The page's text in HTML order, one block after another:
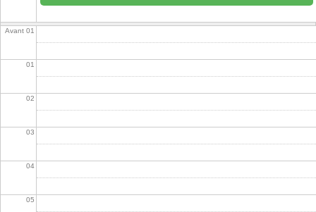
Avant 01
01
02
03
04
05